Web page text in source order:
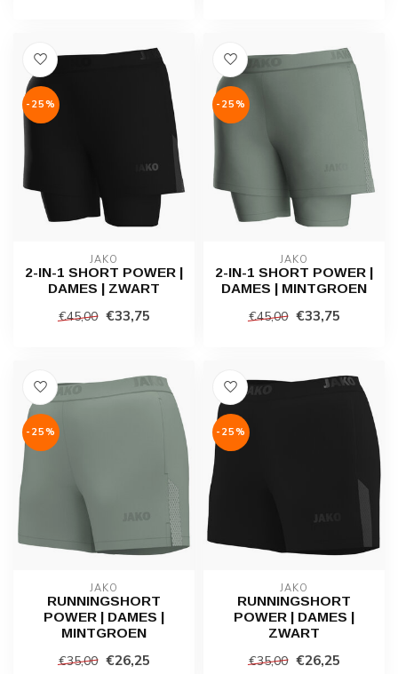
-25%
JAKO
2-IN-1 SHORT POWER |
DAMES | ZWART
€45,00 €33,75
-25%
JAKO
2-IN-1 SHORT POWER |
DAMES | MINTGROEN
€45,00 €33,75
-25%
JAKO
RUNNINGSHORT
POWER | DAMES |
MINTGROEN
€35,00 €26,25
-25%
JAKO
RUNNINGSHORT
POWER | DAMES |
ZWART
€35,00 €26,25